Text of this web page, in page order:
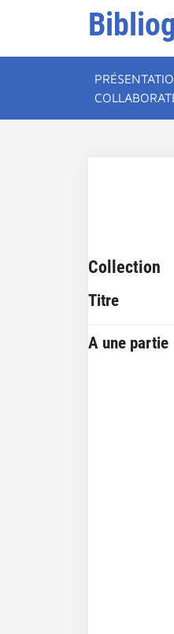
Collection
Titre
A une partie